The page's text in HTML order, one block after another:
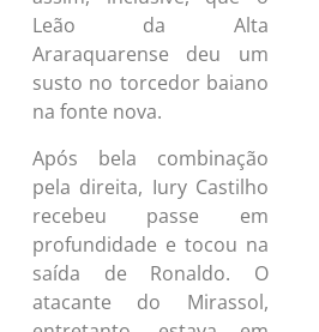
Leão da Alta
Araraquarense deu um
susto no torcedor baiano
na fonte nova.
Após bela combinação
pela direita, Iury Castilho
recebeu passe em
profundidade e tocou na
saída de Ronaldo. O
atacante do Mirassol,